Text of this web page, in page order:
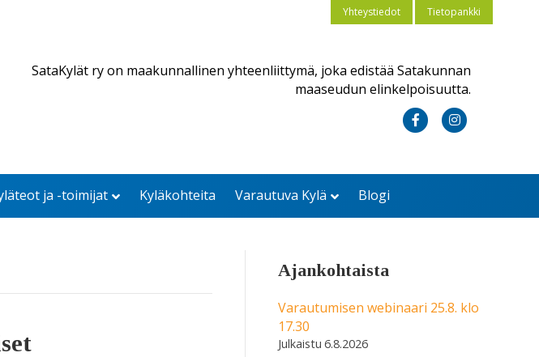
Yhteystiedot Tietopankki
SataKylät ry on maakunnallinen yhteenliittymä, joka edistää Satakunnan
maaseudun elinkelpoisuutta.
c
b
k
s
a
ja -toimijat Kyläkohteita Varautuva Kylä Blogi
Ajankohtaista
Varautumisen webinaari 25.8. klo
17.30
6.8.2026